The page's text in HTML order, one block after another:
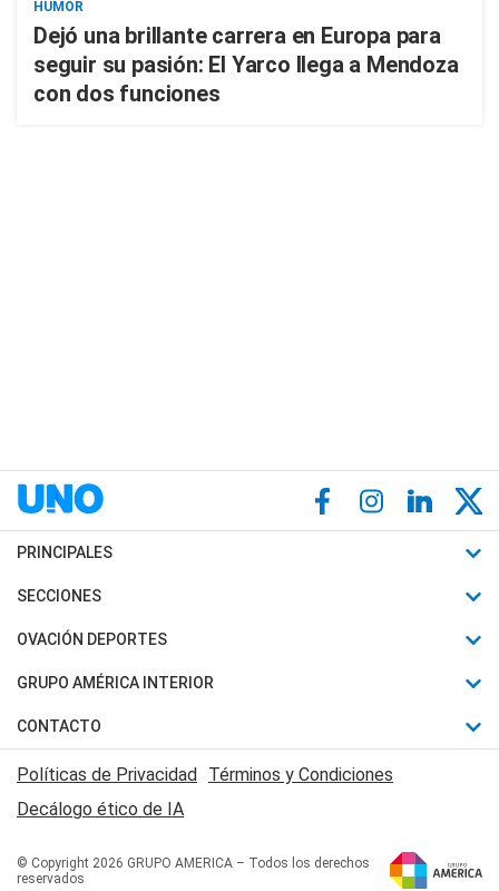
HUMOR
Dejó una brillante carrera en Europa para
seguir su pasión: El Yarco llega a Mendoza
con dos funciones
PRINCIPALES
Últimas Noticias
Política
Judiciales
Economia
SECCIONES
Horóscopo
Motores
Trucos caseros
Series y Películas
Edictos y Solicitadas
OVACIÓN DEPORTES
Fútbol
Mundial
Automovilismo
Rugby
Básquet
GRUPO AMÉRICA INTERIOR
Canal 7 en Vivo
San Juan 8
CONTACTO
Acerca de Nosotros
Contactanos
Políticas de Privacidad Términos y Condiciones
Decálogo ético de IA
© Copyright 2026 GRUPO AMERICA – Todos los derechos
reservados